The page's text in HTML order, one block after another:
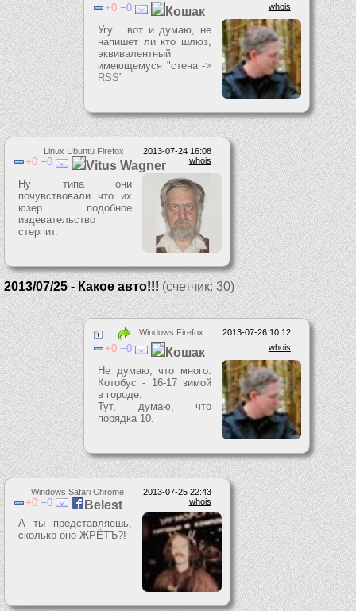
whois
0 0 Кошак
Угу... вот и думаю, не
напишет ли кто шлюз,
эквивалентный
имеющемуся "стена ->
RSS"
2013-07-24 16:08
Linux Ubuntu Firefox
whois
0 0 Vitus Wagner
Ну типа они
почувствовали что их
юзер подобное
издевательство
стерпит.
2013/07/25 - Какое авто!!!(счетчик: 30)
2013-07-26 10:12
Windows Firefox
whois
0 0 Кошак
Не думаю, что много.
Котобус - 16-17 зимой
в городе.
Тут, думаю, что
порядка 10.
2013-07-25 22:43
Windows Safari Chrome
whois
0 0 Belest
А ты представляешь,
сколько оно ЖРЁТЪ?!